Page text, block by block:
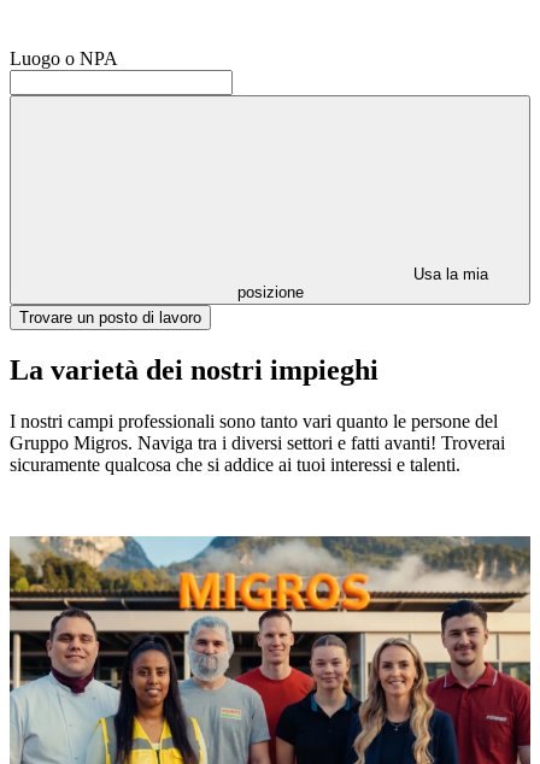
Luogo o NPA
Usa la mia
posizione
Trovare un posto di lavoro
La varietà dei nostri impieghi
I nostri campi professionali sono tanto vari quanto le persone del
Gruppo Migros. Naviga tra i diversi settori e fatti avanti! Troverai
sicuramente qualcosa che si addice ai tuoi interessi e talenti.